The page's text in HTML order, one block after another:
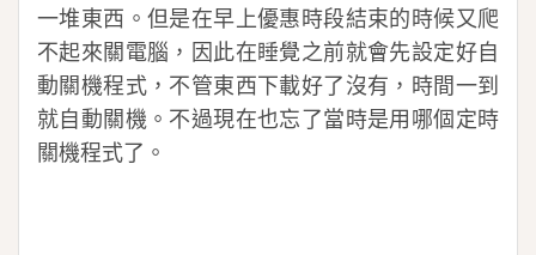
一堆東西。但是在早上優惠時段結束的時候又爬
不起來關電腦，因此在睡覺之前就會先設定好自
動關機程式，不管東西下載好了沒有，時間一到
就自動關機。不過現在也忘了當時是用哪個定時
關機程式了。